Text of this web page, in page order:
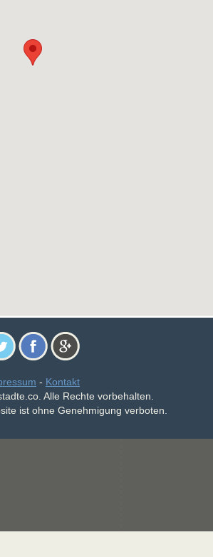
- Kontakt
Alle Rechte vorbehalten.
ist ohne Genehmigung verboten.